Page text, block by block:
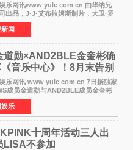
网讯www yule com cn 由华纳兄
出品，J·J·艾布拉姆斯制片，大卫·罗
执导，好莱坞巨星安妮·海瑟薇和伊万
格领衔主演的2026暑期惊悚冒险大片
新闻
道勋×AND2BLE金奎彬确
音乐中心》！8月末告别
网讯 www yule com cn 7日据独家
成员金道勋与AND2BLE成员金奎彬
开《音乐中心》MC的位置。 金道
于去年3月与H2H A-NA一起被选为
》MC，约1
娱乐
十周年活动三人出
LISA不参加